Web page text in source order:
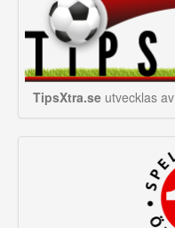
TipsXtra.seutvecklas av